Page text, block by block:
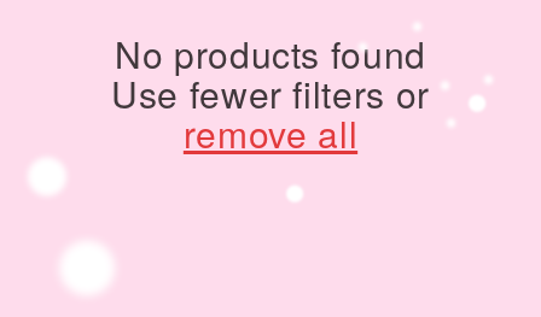
No products found
Use fewer filters or
remove all